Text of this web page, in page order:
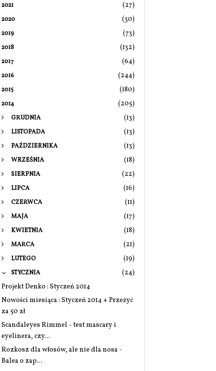
2021 (27)
2020 (30)
2019 (73)
2018 (132)
2017 (64)
2016 (244)
2015 (180)
2014 (205)
GRUDNIA (13)
LISTOPADA (13)
PAŹDZIERNIKA (13)
WRZEŚNIA (18)
SIERPNIA (22)
LIPCA (16)
CZERWCA (11)
MAJA (17)
KWIETNIA (18)
MARCA (21)
LUTEGO (19)
STYCZNIA
(24)
Projekt Denko : Styczeń 2014
Nowości miesiąca : Styczeń 2014 + Przeżyć
za 50 zł
Scandaleyes Rimmel - test mascary i
eyelinera, czy...
Rozkosz dla włosów, ale nie dla nosa -
Balea o zap...